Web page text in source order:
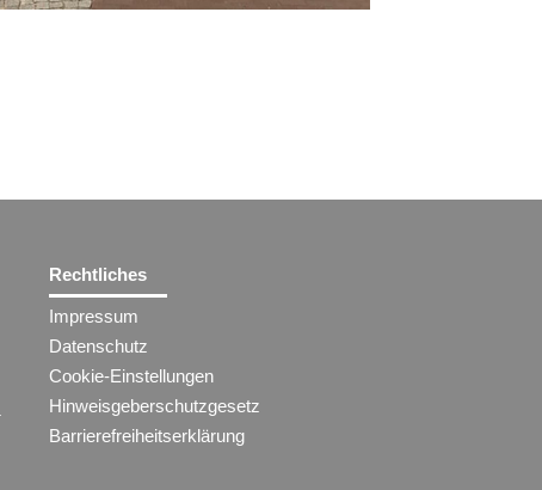
Rechtliches
Impressum
Datenschutz
Cookie-Einstellungen
Hinweisgeberschutzgesetz
Barrierefreiheitserklärung